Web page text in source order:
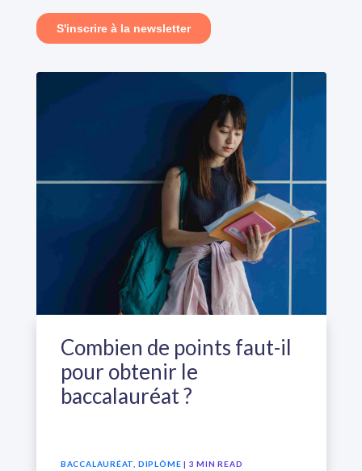
Combien de points faut-il
pour obtenir le
baccalauréat ?
BACCALAURÉAT DIPLÔME | 3 MIN READ